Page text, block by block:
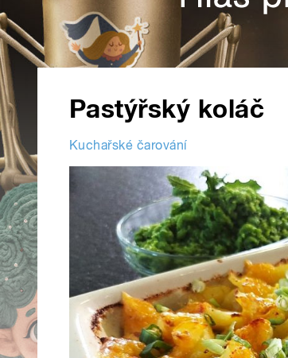
Pastýřský koláč
Kuchařské čarování